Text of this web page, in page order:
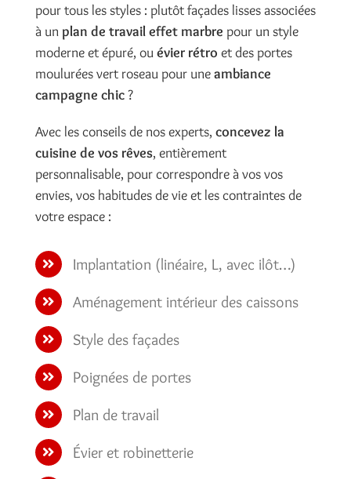
pour tous les styles : plutôt façades lisses associées
à un plan de travail effet marbre pour un style
moderne et épuré, ouévier rétro et des portes
moulurées vert roseau pour uneambiance
campagne chic?
Avec les conseils de nos experts, concevez la
cuisine de vos rêves, entièrement
personnalisable, pour correspondre à vos vos
envies, vos habitudes de vie et les contraintes de
votre espace :
Implantation (linéaire, L, avec ilôt…)
Aménagement intérieur des caissons
Style des façades
Poignées de portes
Plan de travail
Évier et robinetterie